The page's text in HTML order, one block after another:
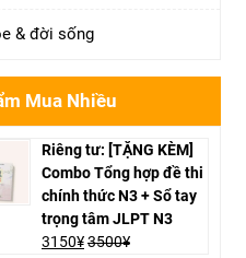
& đời sống
Mua Nhiều
Riêng tư: [TẶNG KÈM]
Combo Tổng hợp đề thi
chính thức N3 + Sổ tay
trọng tâm JLPT N3
3150¥3500¥